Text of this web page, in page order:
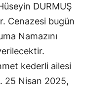
DURMUŞ
Cenazesi bugün
Namazını
kederli ailesi
25 Nisan 2025,